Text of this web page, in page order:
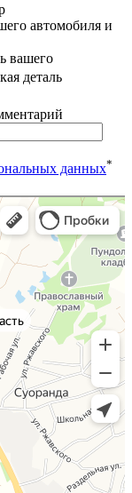
автомобиля и
вашего
деталь
данных*